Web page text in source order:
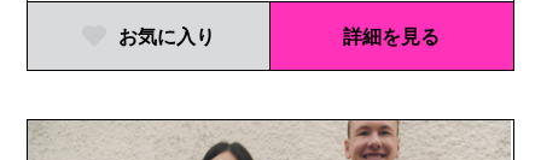
お気に入り 詳細を見る